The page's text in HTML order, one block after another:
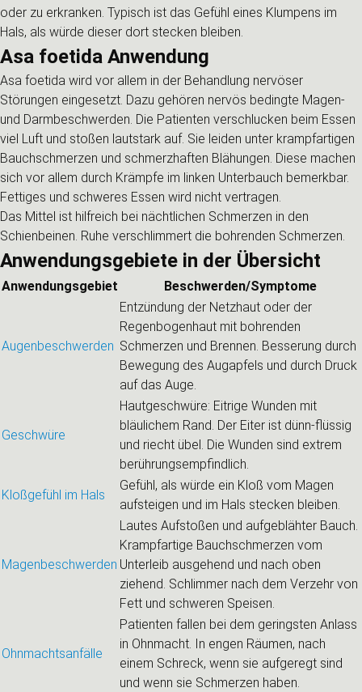
oder zu erkranken. Typisch ist das Gefühl eines Klumpens im
Hals, als würde dieser dort stecken bleiben.
Asa foetida Anwendung
Asa foetida wird vor allem in der Behandlung nervöser
Störungen eingesetzt. Dazu gehören nervös bedingte Magen-
und Darmbeschwerden. Die Patienten verschlucken beim Essen
viel Luft und stoßen lautstark auf. Sie leiden unter krampfartigen
Bauchschmerzen und schmerzhaften Blähungen. Diese machen
sich vor allem durch Krämpfe im linken Unterbauch bemerkbar.
Fettiges und schweres Essen wird nicht vertragen.
Das Mittel ist hilfreich bei nächtlichen Schmerzen in den
Schienbeinen. Ruhe verschlimmert die bohrenden Schmerzen.
Anwendungsgebiete in der Übersicht
Anwendungsgebiet Beschwerden/Symptome
Augenbeschwerden
Entzündung der Netzhaut oder der
Regenbogenhaut mit bohrenden
Schmerzen und Brennen. Besserung durch
Bewegung des Augapfels und durch Druck
auf das Auge.
Geschwüre
Hautgeschwüre: Eitrige Wunden mit
bläulichem Rand. Der Eiter ist dünn-flüssig
und riecht übel. Die Wunden sind extrem
berührungsempfindlich.
Kloßgefühl im Hals
Gefühl, als würde ein Kloß vom Magen
aufsteigen und im Hals stecken bleiben.
Magenbeschwerden
Lautes Aufstoßen und aufgeblähter Bauch.
Krampfartige Bauchschmerzen vom
Unterleib ausgehend und nach oben
ziehend. Schlimmer nach dem Verzehr von
Fett und schweren Speisen.
Ohnmachtsanfälle
Patienten fallen bei dem geringsten Anlass
in Ohnmacht. In engen Räumen, nach
einem Schreck, wenn sie aufgeregt sind
und wenn sie Schmerzen haben.